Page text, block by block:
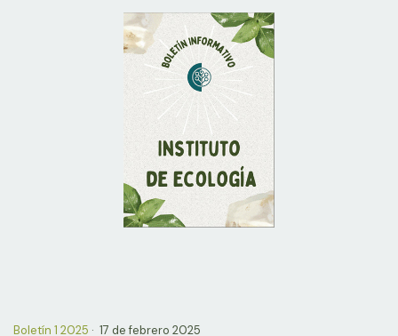
Boletín 1 2025 · 17 de febrero 2025